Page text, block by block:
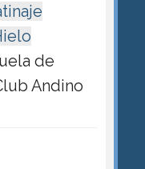
de
Andino